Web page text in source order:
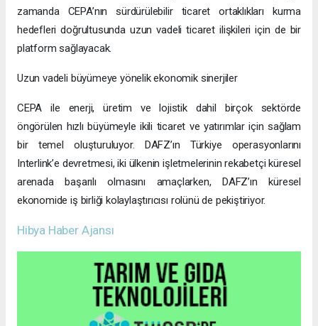
zamanda CEPA’nın sürdürülebilir ticaret ortaklıkları kurma
hedefleri doğrultusunda uzun vadeli ticaret ilişkileri için de bir
platform sağlayacak.
Uzun vadeli büyümeye yönelik ekonomik sinerjiler
CEPA ile enerji, üretim ve lojistik dahil birçok sektörde
öngörülen hızlı büyümeyle ikili ticaret ve yatırımlar için sağlam
bir temel oluşturuluyor. DAFZ’ın Türkiye operasyonlarını
Interlink’e devretmesi, iki ülkenin işletmelerinin rekabetçi küresel
arenada başarılı olmasını amaçlarken, DAFZ’ın küresel
ekonomide iş birliği kolaylaştırıcısı rolünü de pekiştiriyor.
Hibya Haber Ajansı